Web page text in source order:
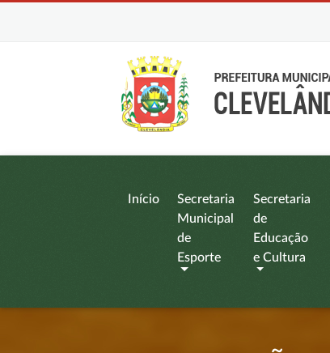
Início
Secretaria
Municipal
de
Esporte
Secretaria
de
Educação
e Cultura